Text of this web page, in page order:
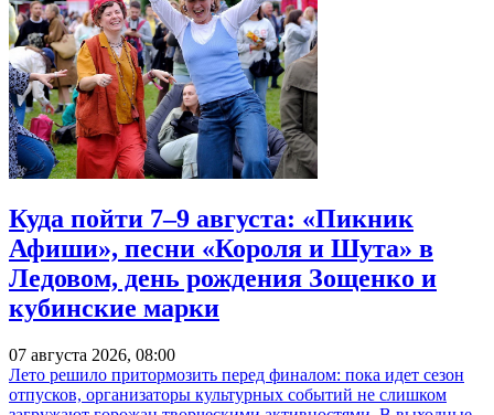
Куда пойти 7–9 августа: «Пикник
Афиши», песни «Короля и Шута» в
Ледовом, день рождения Зощенко и
кубинские марки
07 августа 2026, 08:00
Лето решило притормозить перед финалом: пока идет сезон
отпусков, организаторы культурных событий не слишком